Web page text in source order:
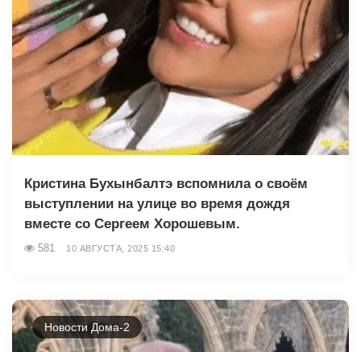
Кристина Бухынбалтэ вспомнила о своём
выступлении на улице во время дождя
вместе со Сергеем Хорошевым.
581 10 АВГУСТА, 2025 15:40
Новости Дома-2